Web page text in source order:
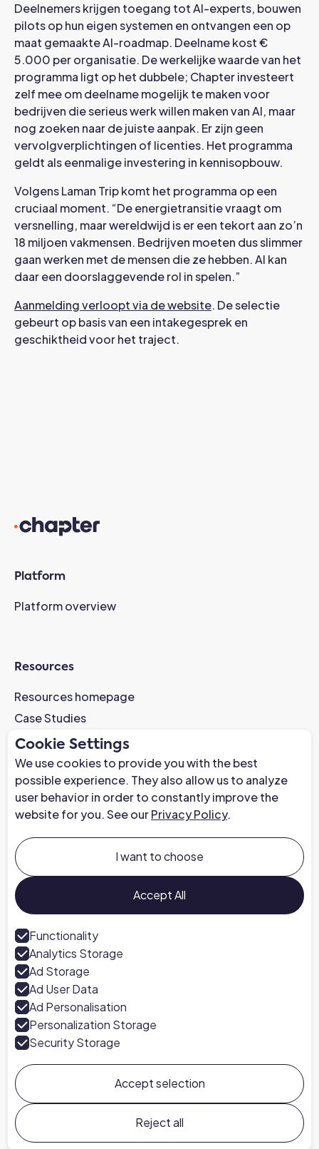
Deelnemers krijgen toegang tot AI-experts, bouwen
pilots op hun eigen systemen en ontvangen een op
maat gemaakte AI-roadmap. Deelname kost €
5.000 per organisatie. De werkelijke waarde van het
programma ligt op het dubbele; Chapter investeert
zelf mee om deelname mogelijk te maken voor
bedrijven die serieus werk willen maken van AI, maar
nog zoeken naar de juiste aanpak. Er zijn geen
vervolgverplichtingen of licenties. Het programma
geldt als eenmalige investering in kennisopbouw.
Volgens Laman Trip komt het programma op een
cruciaal moment. “De energietransitie vraagt om
versnelling, maar wereldwijd is er een tekort aan zo’n
18 miljoen vakmensen. Bedrijven moeten dus slimmer
gaan werken met de mensen die ze hebben. AI kan
daar een doorslaggevende rol in spelen.”
Aanmelding verloopt via de website. De selectie
gebeurt op basis van een intakegesprek en
geschiktheid voor het traject.
Platform
Platform overview
Resources
Resources homepage
Case Studies
AI-Readiness Webinar
News
Trust Center
Company
About us
Careers at Chapter
Talk to an Expert
Press
Follow us
LinkedIn
Chapter ©
General Terms & Conditions
Privacy Policy
Cookie Preferences
Cookie Policy
Cookie Settings
We use cookies to provide you with the best
possible experience. They also allow us to analyze
user behavior in order to constantly improve the
website for you. See ourPrivacy Policy.
I want to choose
Accept All
Functionality
Analytics Storage
Ad Storage
Ad User Data
Ad Personalisation
Personalization Storage
Security Storage
Accept selection
Reject all